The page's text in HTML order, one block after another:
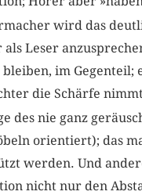
wird das
Leser
im
die Schärfe
nie ganz
orientiert); das
werden. Und
nicht nur den